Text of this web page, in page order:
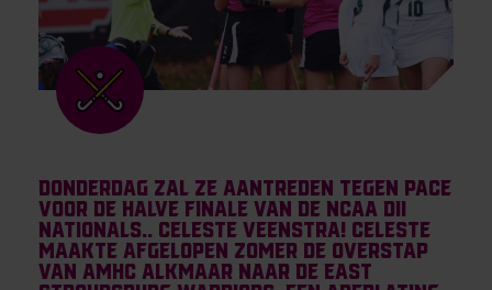
Donderdag zal ze aantreden tegen PACE
voor de halve finale van de NCAA DII
Nationals.. Celeste Veenstra! Celeste
maakte afgelopen zomer de overstap
van AMHC Alkmaar naar de East